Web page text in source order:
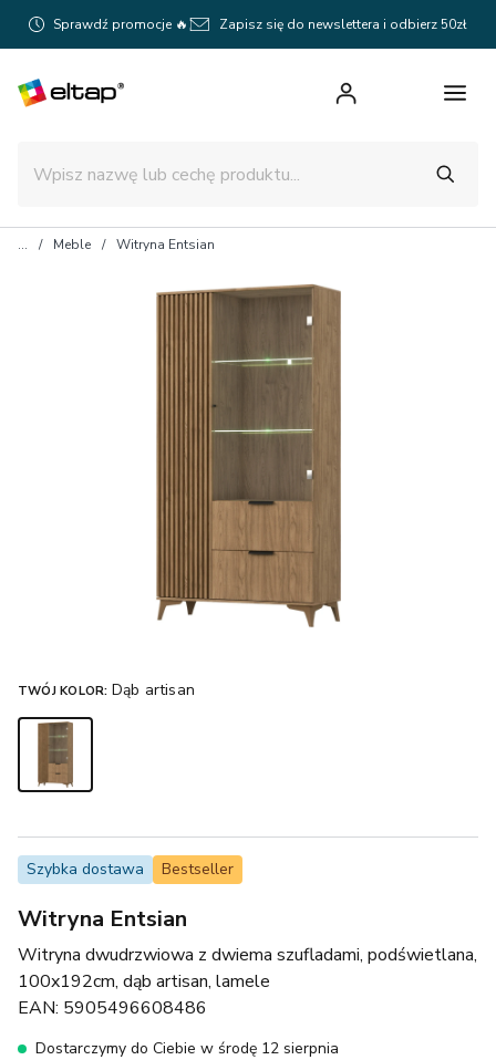
Sprawdź promocje 🔥 Zapisz się do newslettera i odbierz 50zł
Meble Witryna Entsian
Szybka dostawa Bestseller
Witryna Entsian
Witryna dwudrzwiowa z dwiema szufladami, podświetlana,
100x192cm, dąb artisan, lamele
EAN: 5905496608486
Dostarczymy do Ciebie w środę 12 sierpnia
TWÓJ KOLOR: Dąb artisan